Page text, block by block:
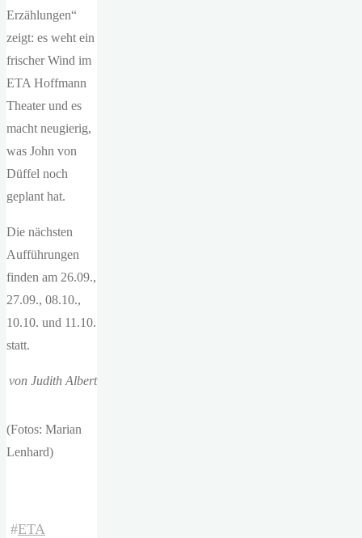
Erzählungen“
zeigt: es weht ein
frischer Wind im
ETA Hoffmann
Theater und es
macht neugierig,
was John von
Düffel noch
geplant hat.
Die nächsten
Aufführungen
finden am 26.09.,
27.09., 08.10.,
10.10. und 11.10.
statt.
von Judith Albert
(Fotos: Marian
Lenhard)
#ETA